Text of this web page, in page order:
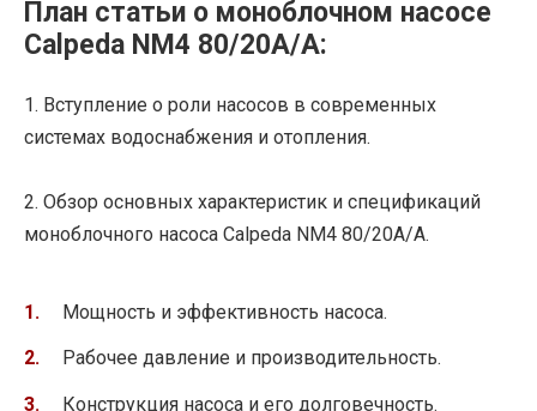
План статьи о моноблочном насосе
Calpeda NM4 80/20A/A:
1. Вступление о роли насосов в современных
системах водоснабжения и отопления.
2. Обзор основных характеристик и спецификаций
моноблочного насоса Calpeda NM4 80/20A/A.
Мощность и эффективность насоса.
Рабочее давление и производительность.
Конструкция насоса и его долговечность.